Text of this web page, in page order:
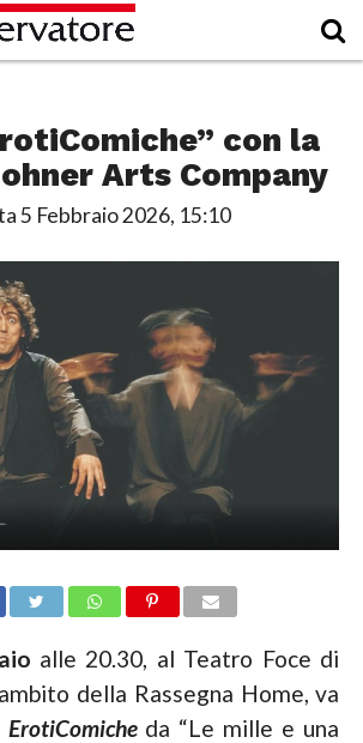
con la
Arts Company
5 Febbraio 2026, 15:10
alle 20.30, al Teatro Foce di
della Rassegna Home, va
ErotiComicheda “Le mille e una